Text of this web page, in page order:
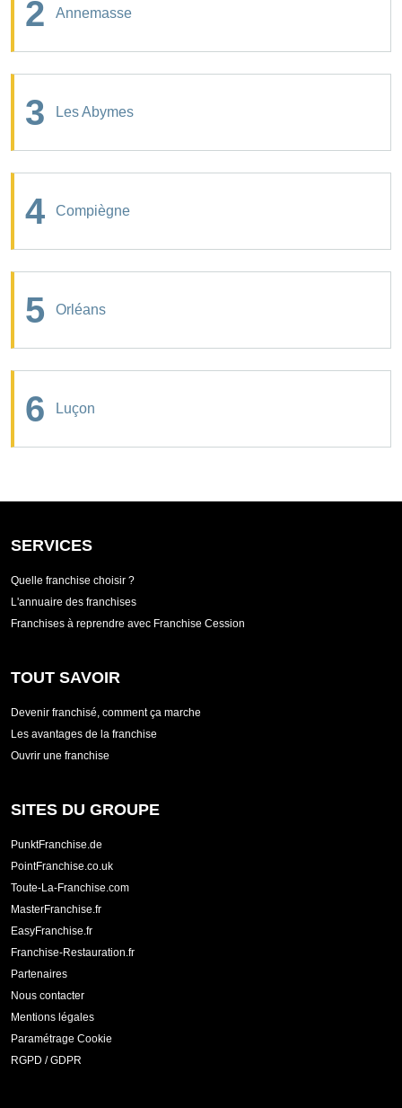
2 Annemasse
3 Les Abymes
4 Compiègne
5 Orléans
6 Luçon
SERVICES
Quelle franchise choisir ?
L'annuaire des franchises
Franchises à reprendre avec Franchise Cession
TOUT SAVOIR
Devenir franchisé, comment ça marche
Les avantages de la franchise
Ouvrir une franchise
SITES DU GROUPE
PunktFranchise.de
PointFranchise.co.uk
Toute-La-Franchise.com
MasterFranchise.fr
EasyFranchise.fr
Franchise-Restauration.fr
Partenaires
Nous contacter
Mentions légales
Paramétrage Cookie
RGPD / GDPR